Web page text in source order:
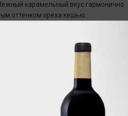
карамельный вкус гармонично
оттенком ореха кешью.
20%, масло хурмы *, карамель * 12%
соль 0,75%. Какао: не менее 42%* *в
продуктов. Компоненты,